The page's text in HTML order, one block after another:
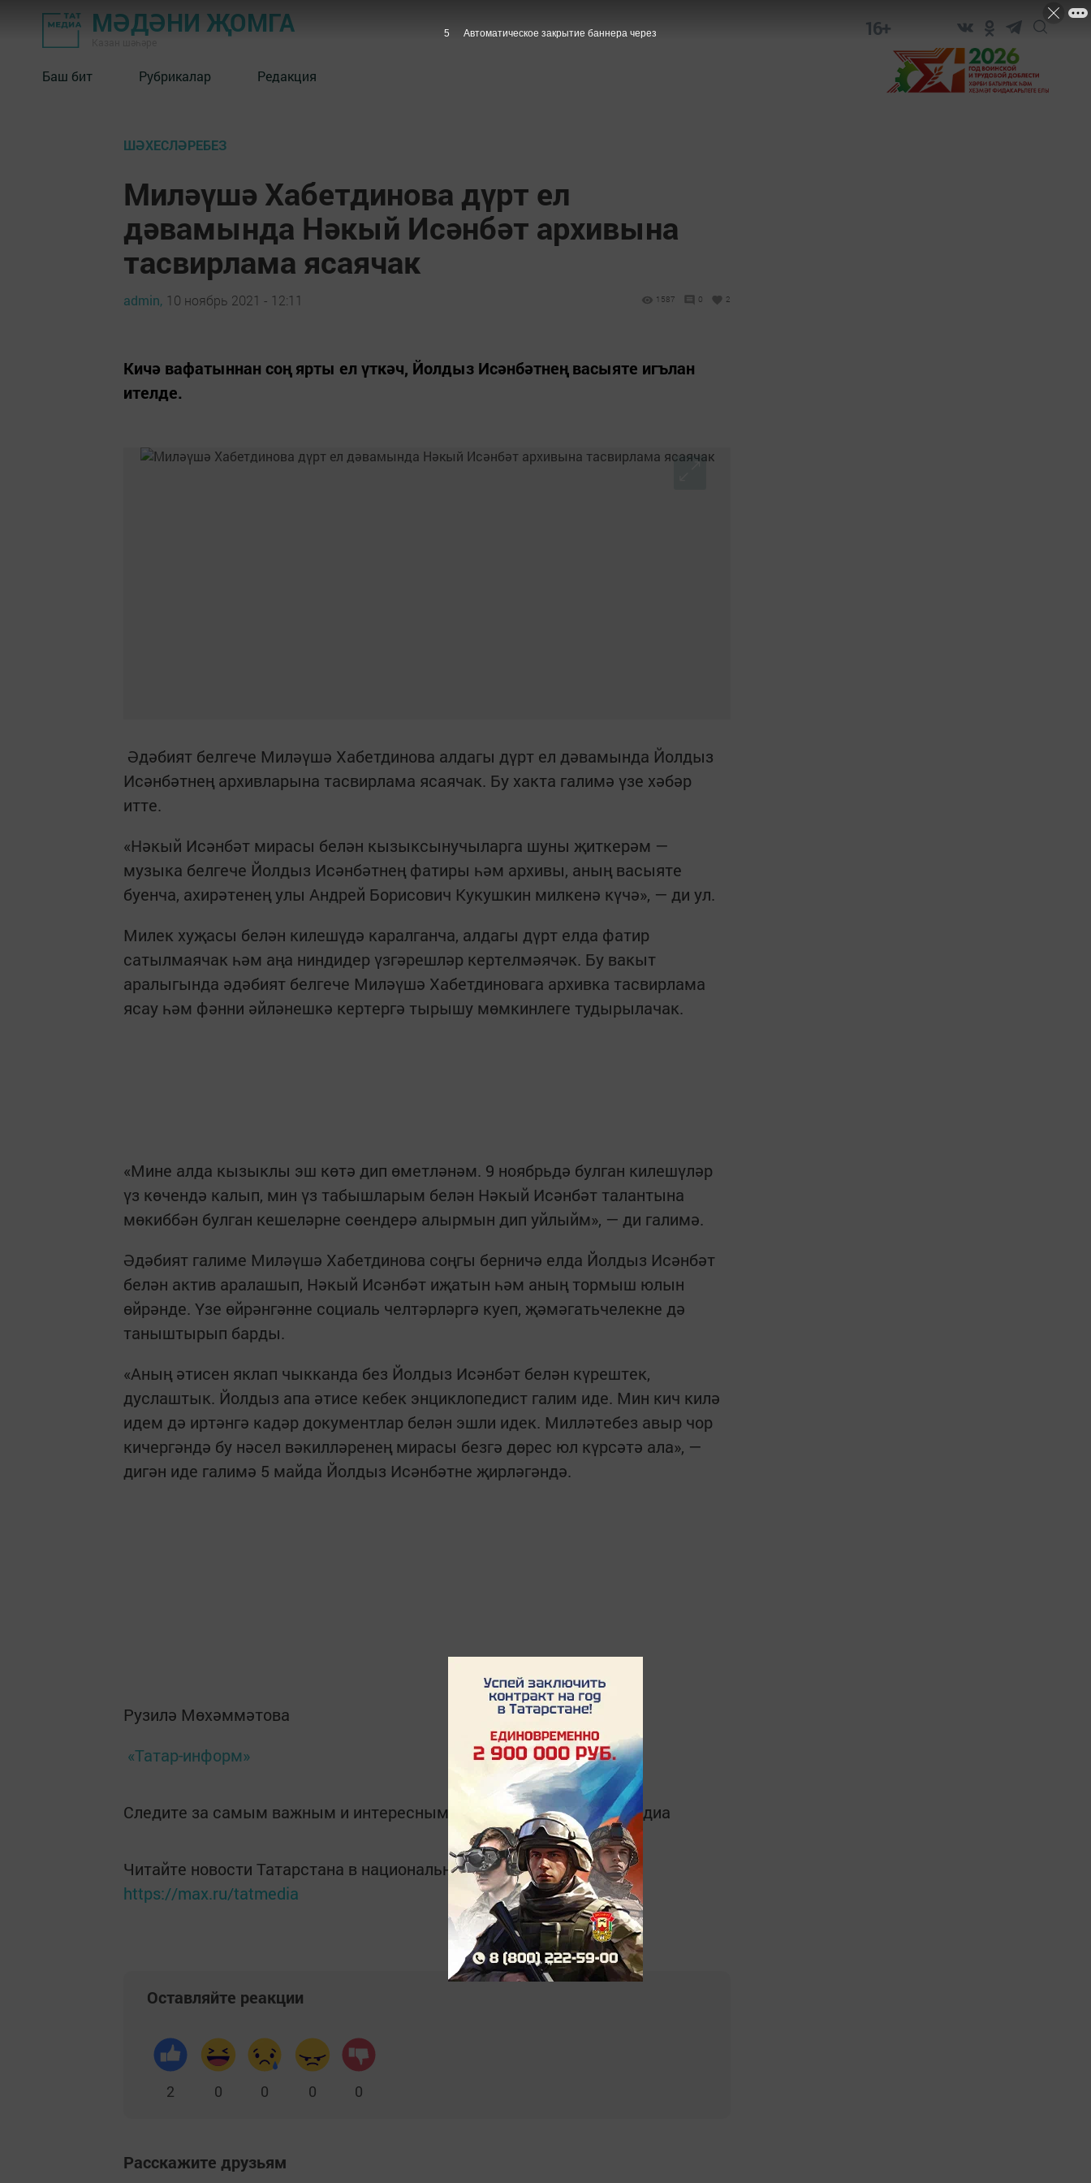
МӘДӘНИ ҖОМГА 16+
Баш бит Рубрикалар Редакция
ШӘХЕСЛӘРЕБЕЗ
Миләүшә Хабетдинова дүрт ел
дәвамында Нәкый Исәнбәт архивына
тасвирлама ясаячак
admin, 10 ноябрь 2021 - 12:11 1587 0 2
Кичә вафатыннан соң ярты ел үткәч, Йолдыз Исәнбәтнең васыяте игълан
ителде.
Әдәбият белгече Миләүшә Хабетдинова алдагы дүрт ел дәвамында Йолдыз
Исәнбәтнең архивларына тасвирлама ясаячак. Бу хакта галимә үзе хәбәр
итте.
«Нәкый Исәнбәт мирасы белән кызыксынучыларга шуны җиткерәм —
музыка белгече Йолдыз Исәнбәтнең фатиры һәм архивы, аның васыяте
буенча, ахирәтенең улы Андрей Борисович Кукушкин милкенә күчә», — ди ул.
Милек хуҗасы белән килешүдә каралганча, алдагы дүрт елда фатир
сатылмаячак һәм аңа ниндидер үзгәрешләр кертелмәячәк. Бу вакыт
аралыгында әдәбият белгече Миләүшә Хабетдиновага архивка тасвирлама
ясау һәм фәнни әйләнешкә кертергә тырышу мөмкинлеге тудырылачак.
«Мине алда кызыклы эш көтә дип өметләнәм. 9 ноябрьдә булган килешүләр
үз көчендә калып, мин үз табышларым белән Нәкый Исәнбәт талантына
мөкиббән булган кешеләрне сөендерә алырмын дип уйлыйм», — ди галимә.
Әдәбият галиме Миләүшә Хабетдинова соңгы берничә елда Йолдыз Исәнбәт
белән актив аралашып, Нәкый Исәнбәт иҗатын һәм аның тормыш юлын
өйрәнде. Үзе өйрәнгәнне социаль челтәрләргә куеп, җәмәгатьчелекне дә
таныштырып барды.
«Аның әтисен яклап чыкканда без Йолдыз Исәнбәт белән күрештек,
дуслаштык. Йолдыз апа әтисе кебек энциклопедист галим иде. Мин кич килә
идем дә иртәнгә кадәр документлар белән эшли идек. Милләтебез авыр чор
кичергәндә бу нәсел вәкилләренең мирасы безгә дөрес юл күрсәтә ала», —
дигән иде галимә 5 майда Йолдыз Исәнбәтне җирләгәндә.
Рузилә Мөхәммәтова
«Татар-информ»
Следите за самым важным и интересным в Telegram-канале Татмедиа
Читайте новости Татарстана в национальном мессенджере MАХ:
https://max.ru/tatmedia
Оставляйте реакции
2 0 0 0 0
Расскажите друзьям
5 Автоматическое закрытие баннера через